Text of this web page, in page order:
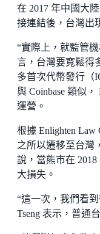
在 2017 年中國大
接連結後，台灣出
“實際上，就監管
言，台灣要寬鬆得
多首次代幣發行（
與 Coinbase 類似
運營。
根據 Enlighten
之所以遷移至台灣
說，當熊市在
大損失。
“這一次，我們看
Tseng 表示，普通